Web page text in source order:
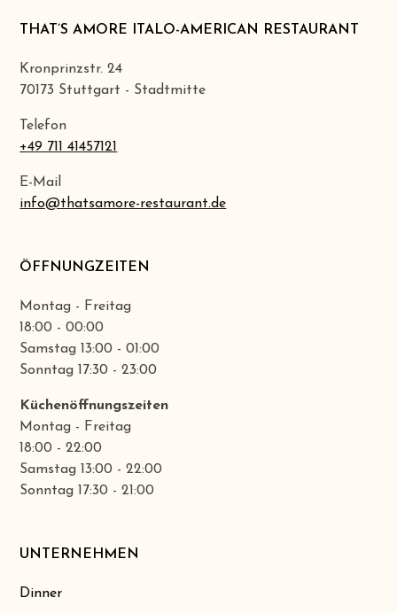
THAT’S AMORE ITALO-AMERICAN RESTAURANT
Kronprinzstr. 24
70173 Stuttgart - Stadtmitte
Telefon
+49 711 41457121
E-Mail
info@thatsamore-restaurant.de
ÖFFNUNGZEITEN
Montag - Freitag
18:00 - 00:00
Samstag 13:00 - 01:00
Sonntag 17:30 - 23:00
Küchenöffnungszeiten
Montag - Freitag
18:00 - 22:00
Samstag 13:00 - 22:00
Sonntag 17:30 - 21:00
UNTERNEHMEN
Dinner